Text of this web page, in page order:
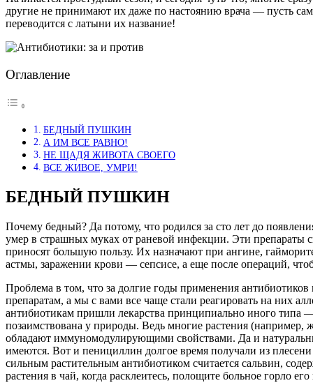
другие не принимают их даже по настоянию врача — пусть
переводится с латыни их название!
Оглавление
БЕДНЫЙ ПУШКИН
А ИМ ВСЕ РАВНО!
НЕ ЩАДЯ ЖИВОТА СВОЕГО
ВСЕ ЖИВОЕ, УМРИ!
БЕДНЫЙ ПУШКИН
Почему бедный? Да потому, что родился за сто лет до
умер в страшных муках от раневой инфекции. Эти препараты
приносят большую пользу. Их назначают при ангине,
астмы, заражении крови — сепсисе, а еще после операций,
Проблема в том, что за долгие годы применения
препаратам, а мы с вами все чаще стали реагировать на них
антибиотикам пришли лекарства принципиально иного типа
позаимствована у природы. Ведь многие растения (например,
обладают иммуномодулирующими свойствами. Да и
имеются. Вот и пенициллин долгое время получали из
сильным растительным антибиотиком считается сальвин,
растения в чай, когда расклеитесь, полощите больное горло